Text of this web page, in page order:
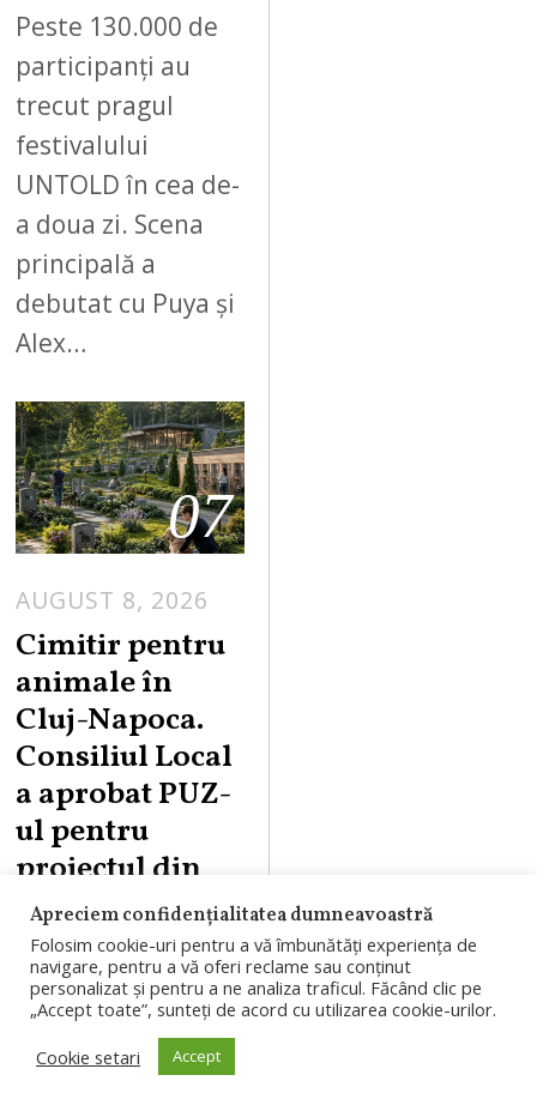
Peste 130.000 de
participanți au
trecut pragul
festivalului
UNTOLD în cea de-
a doua zi. Scena
principală a
debutat cu Puya și
Alex…
07
AUGUST 8, 2026
Cimitir pentru
animale în
Cluj-Napoca.
Consiliul Local
a aprobat PUZ-
ul pentru
proiectul din
Valea
Gârbăului
Consiliul Local
Cluj-Napoca a
aprobat PUZ-ul
Apreciem confidențialitatea dumneavoastră
Folosim cookie-uri pentru a vă îmbunătăți experiența de
navigare, pentru a vă oferi reclame sau conținut
personalizat și pentru a ne analiza traficul. Făcând clic pe
„Accept toate”, sunteți de acord cu utilizarea cookie-urilor.
Cookie setari
Accept